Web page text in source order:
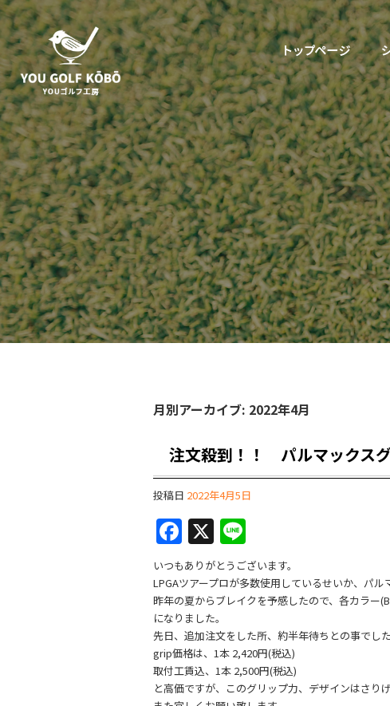
月別アーカイブ: 2022年4月
注文殺到！！ パルマックス
投稿日 2022年4月5日
F
a
c
e
b
o
o
X
n
e
いつもありがとうございます。
LPGAツアープロが多数使用しているせいか、パル
昨年の夏からブレイクを予感したので、各カラー
になりました。
先日、追加注文をした所、約半年待ちとの事でした
grip価格は、1本 2,420円(税込)
取付工賃込、1本 2,500円(税込)
と高価ですが、このグリップ力、デザインはさり